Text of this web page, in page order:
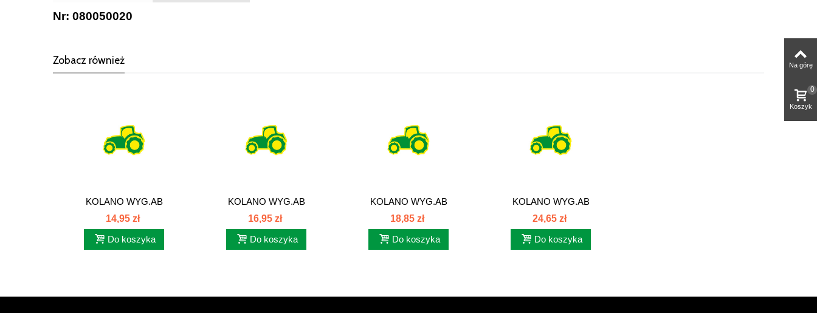
Nr: 080050020
Zobacz również
KOLANO WYG.AB
16x1,5/16x1,5...
14,95 zł
Do koszyka
KOLANO WYG.AB
22x1,5/22x1,5...
16,95 zł
Do koszyka
KOLANO WYG.AB
22x1,5/18x1,5...
18,85 zł
Do koszyka
KOLANO WYG.AB
20x1,5/20x1,5...
24,65 zł
Do koszyka
Na górę
Koszyk
0